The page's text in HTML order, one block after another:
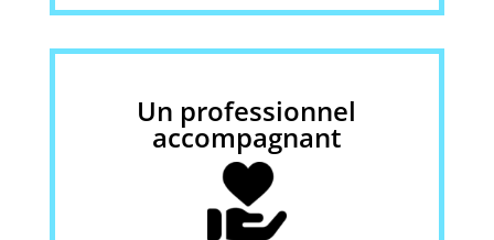
Un professionnel
accompagnant